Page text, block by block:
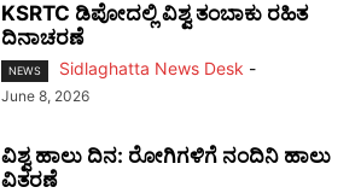
KSRTC ಡಿಪೋದಲ್ಲಿ ವಿಶ್ವ ತಂಬಾಕು ರಹಿತ
ದಿನಾಚರಣೆ
NEWS Sidlaghatta News Desk -
June 8, 2026
ವಿಶ್ವ ಹಾಲು ದಿನ: ರೋಗಿಗಳಿಗೆ ನಂದಿನಿ ಹಾಲು
ವಿತರಣೆ